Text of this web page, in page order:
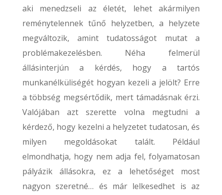
aki menedzseli az életét, lehet akármilyen
reménytelennek tűnő helyzetben, a helyzete
megváltozik, amint tudatosságot mutat a
problémakezelésben. Néha felmerül
állásinterjún a kérdés, hogy a tartós
munkanélküliségét hogyan kezeli a jelölt? Erre
a többség megsértődik, mert támadásnak érzi.
Valójában azt szerette volna megtudni a
kérdező, hogy kezelni a helyzetet tudatosan, és
milyen megoldásokat talált. Például
elmondhatja, hogy nem adja fel, folyamatosan
pályázik állásokra, ez a lehetőséget most
nagyon szeretné… és már lelkesedhet is az